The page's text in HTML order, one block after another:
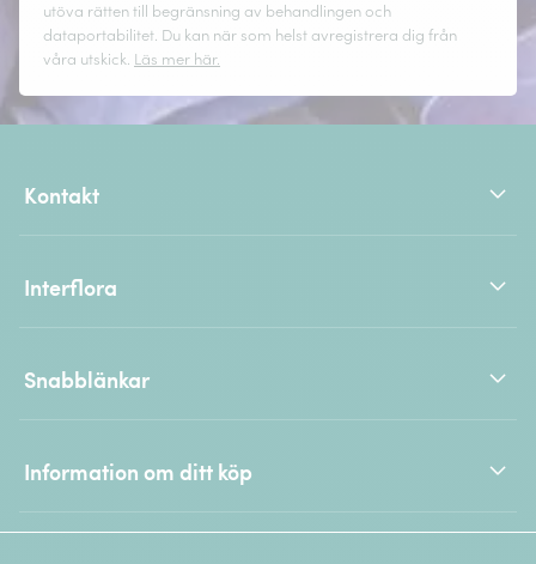
utöva rätten till begränsning av behandlingen och
dataportabilitet. Du kan när som helst avregistrera dig från
våra utskick. Läs mer här.
Kontakt
Interflora
Snabblänkar
Information om ditt köp